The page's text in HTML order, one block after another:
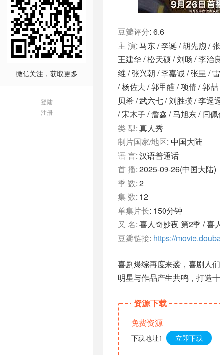
微信关注，获取更多
登陆
注册
豆瓣评分: 6.6
主 演: 马东 / 李诞 / 胡先煦 /
王建华 / 松天硕 / 刘旸 / 李治
维 / 张兴朝 / 李嘉诚 / 张呈 /
/ 杨佐夫 / 郭甲醛 / 项倩 / 郭
贝希 / 武六七 / 刘胜瑛 / 李逗
/ 宋木子 / 詹鑫 / 马旭东 / 闫
类 型: 真人秀
制片国家/地区: 中国大陆
语 言: 汉语普通话
首 播: 2025-09-26(中国大陆)
季 数: 2
集 数: 12
单集片长: 150分钟
又 名: 喜人奇妙夜 第2季 / 喜
豆瓣链接: https://
喜剧爆综再度来袭，喜剧人
明星与作品产生共鸣，打造
资源下载
免费资源
下载地址1 立即下载